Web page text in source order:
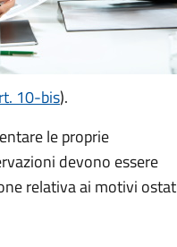
10-bis).
le proprie
devono essere
relativa ai motivi